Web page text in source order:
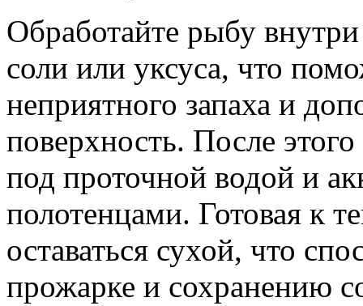
Обработайте рыбу
соли или уксуса, что
неприятного запаха и
поверхность. После
под проточной водой и
полотенцами. Готовая к
оставаться сухой, что
прожарке и сохранению